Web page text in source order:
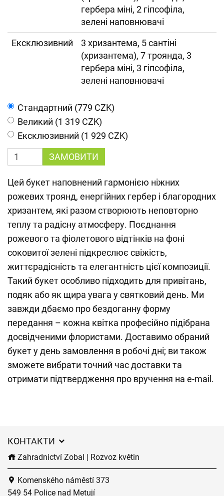
гербера міні, 2 гіпсофіла,
зелені наповнювачі
Ексклюзивний
3 хризантема, 5 сантіні
(хризантема), 7 троянда, 3
гербера міні, 3 гіпсофіла,
зелені наповнювачі
Cтандартний (779 CZK)
Великий (1 319 CZK)
Ексклюзивний (1 929 CZK)
ЗАМОВИТИ
Цей букет наповнений гармонією ніжних
рожевих троянд, енергійних гербер і благородних
хризантем, які разом створюють неповторно
теплу та радісну атмосферу. Поєднання
рожевого та фіолетового відтінків на фоні
соковитої зелені підкреслює свіжість,
життєрадісність та елегантність цієї композиції.
Такий букет особливо підходить для привітань,
подяк або як щира увага у святковий день. Ми
завжди дбаємо про бездоганну форму
передання – кожна квітка професійно підібрана
досвідченими флористами. Доставимо обраний
букет у день замовлення в робочі дні; ви також
зможете вибрати точний час доставки та
отримати підтвердження про вручення на e-mail.
КОНТАКТИ
Zahradnictví Zobal | Rozvoz květin
Komenského náměstí 373
549 54 Police nad Metují